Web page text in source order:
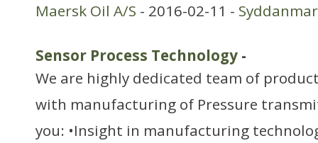
Maersk Oil A/S - 2016-02-11 -
Sensor Process Technology -
We are highly dedicated team of
with manufacturing of Pressure
you: •Insight in manufacturing